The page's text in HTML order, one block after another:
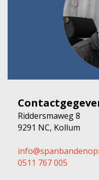
Riddersmaweg 8
9291 NC, Kollum
0511 767 005